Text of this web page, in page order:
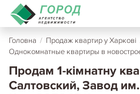
Головна / Продаж квартир у Харкові
Однокомнатные квартиры в
Продам 1-кімнатну
Салтовский, Завод